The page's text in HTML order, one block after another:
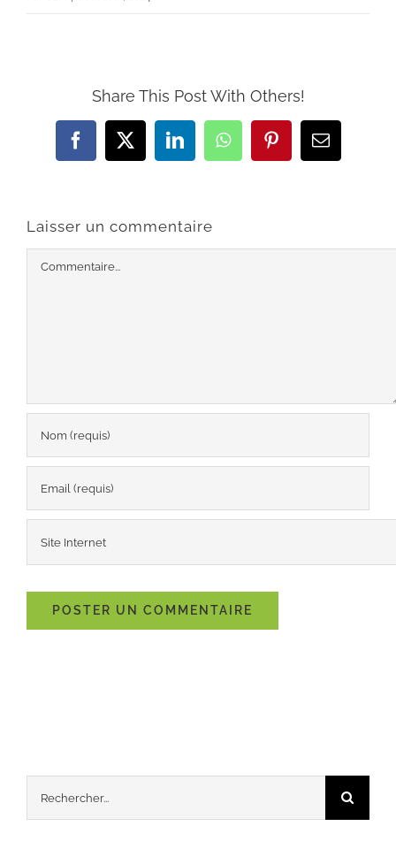
Share This Post With Others!
Facebook
X LinkedInWhatsAppPinterestEmail
Laisser un commentaire
Commentaire
Rechercher: